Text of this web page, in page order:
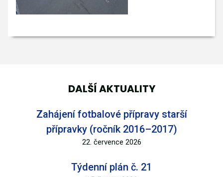
DALŠÍ AKTUALITY
Zahájení fotbalové přípravy starší
přípravky (ročník 2016–2017)
22. července 2026
Týdenní plán č. 21